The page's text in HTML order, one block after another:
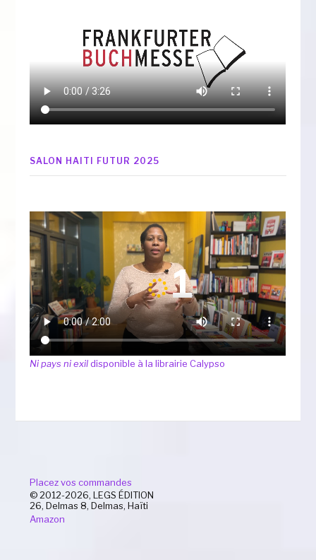
SALON HAITI FUTUR 2025
Ni pays ni exildisponible à la librairie Calypso
Placez vos commandes
© 2012-2026, LEGS ÉDITION
26, Delmas 8, Delmas, Haïti
Amazon